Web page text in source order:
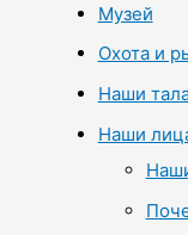
Музей
Охота и
Наши
Наши